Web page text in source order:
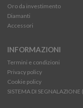
Oro da investimento
Diamanti
Accessori
INFORMAZIONI
Termini e condizioni
Privacy policy
Cookie policy
SISTEMA DI